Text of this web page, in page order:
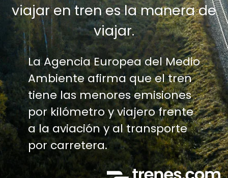
viajar en tren es la manera de
viajar.
La Agencia Europea del Medio
Ambiente afirma que el tren
tiene las menores emisiones
por kilómetro y viajero frente
a la aviación y al transporte
por carretera.